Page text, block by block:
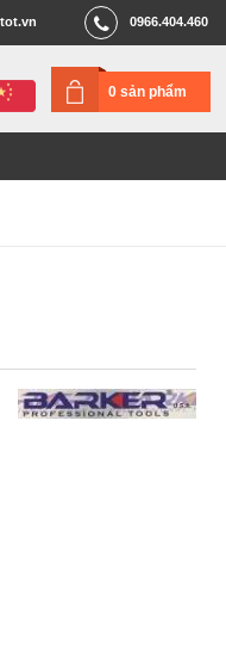
0966.404.460
0 sản phẩm